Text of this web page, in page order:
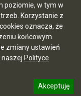
poziomie, w tym w
Korzystanie z
oznacza, że
końcowym.
zmiany ustawień
naszej Polityce
Akceptuję
z o.o. w Bydgoszczy